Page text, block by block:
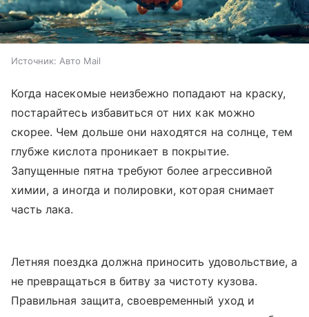
Источник: Авто Mail
Когда насекомые неизбежно попадают на краску,
постарайтесь избавиться от них как можно
скорее. Чем дольше они находятся на солнце, тем
глубже кислота проникает в покрытие.
Запущенные пятна требуют более агрессивной
химии, а иногда и полировки, которая снимает
часть лака.
Летняя поездка должна приносить удовольствие, а
не превращаться в битву за чистоту кузова.
Правильная защита, своевременный уход и